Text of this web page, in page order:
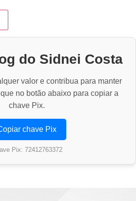
do Sidnei Costa
valor e contribua para manter
no botão abaixo para copiar a
chave Pix.
chave Pix
Pix: 72412763372